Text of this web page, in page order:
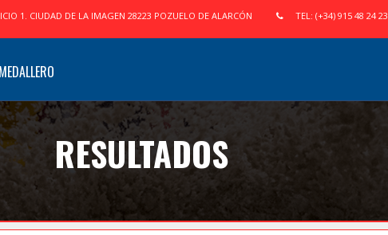
1. CIUDAD DE LA IMAGEN 28223 POZUELO DE ALARCÓN TEL: (+34) 915 48 24 23
MEDALLERO
RESULTADOS